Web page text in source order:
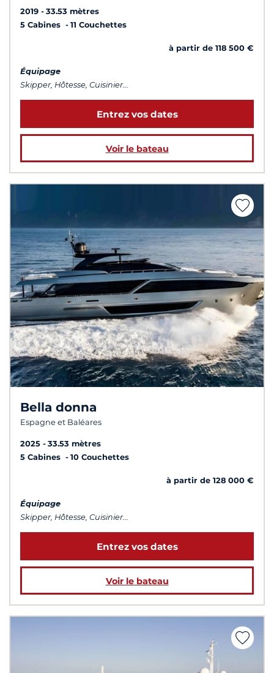
2019
33.53 mètres
5 Cabines
11 Couchettes
à partir de 118 500 €
Équipage
Skipper, Hôtesse, Cuisinier...
Entrez vos dates
Voir le bateau
Bella donna
Espagne et Baléares
2025
33.53 mètres
5 Cabines
10 Couchettes
à partir de 128 000 €
Équipage
Skipper, Hôtesse, Cuisinier...
Entrez vos dates
Voir le bateau